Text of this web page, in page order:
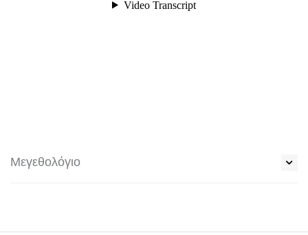
Μεγεθολόγιο